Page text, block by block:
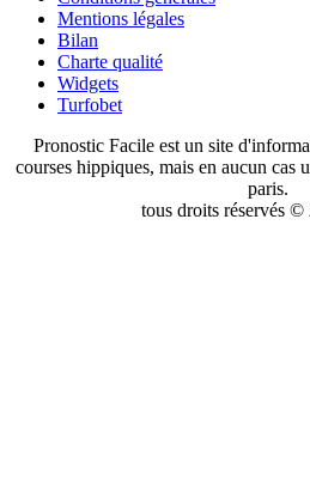
Mentions légales
Bilan
Charte qualité
Widgets
Turfobet
Pronostic Facile est un site
courses hippiques, mais en aucun cas
paris.
tous droits réservés ©